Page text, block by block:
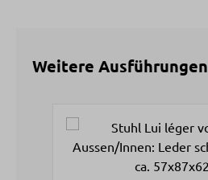
Weitere Ausführungen